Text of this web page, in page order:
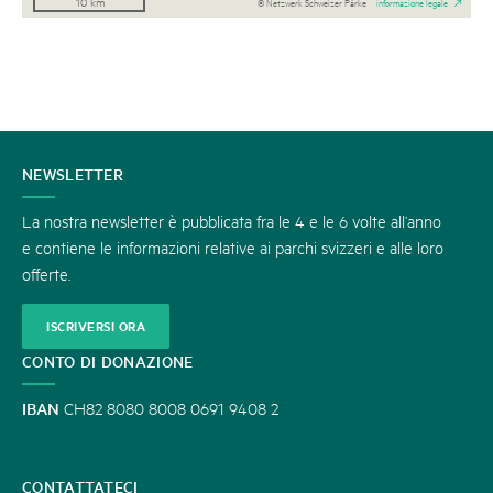
CONTATTATECI
NEWSLETTER
La nostra newsletter è pubblicata fra le 4 e le 6 volte all’anno
e contiene le informazioni relative ai parchi svizzeri e alle loro
offerte.
ISCRIVERSI ORA
CONTO DI DONAZIONE
IBAN CH82 8080 8008 0691 9408 2
CONTATTATECI